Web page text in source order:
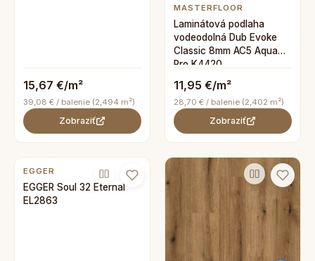
15,67 €/m²
39,08 € / balenie (2,494 m²)
Zobraziť
MASTERFLOOR
Laminátová podlaha
vodeodolná Dub Evoke
Classic 8mm AC5 Aqua
Pro K4420
11,95 €/m²
28,70 € / balenie (2,402 m²)
Zobraziť
EGGER
EGGER Soul 32 Eternal
EL2863